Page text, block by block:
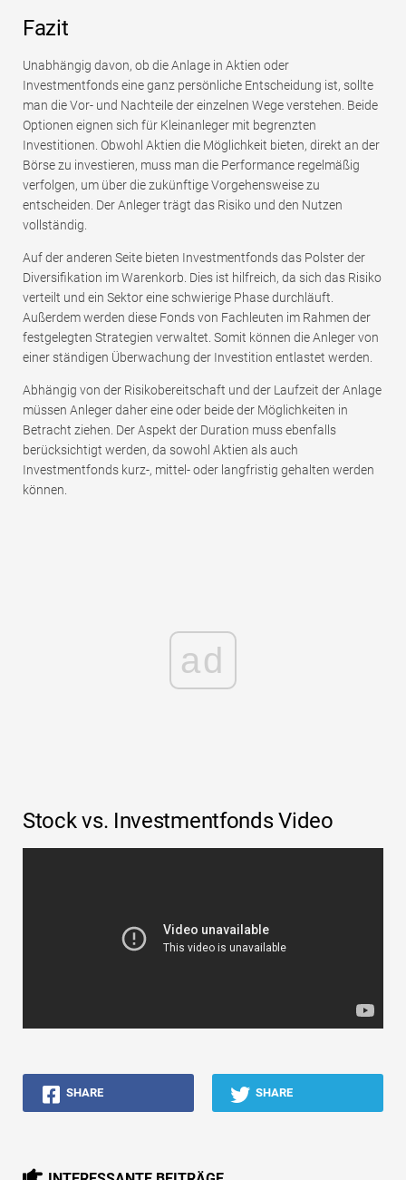
Fazit
Unabhängig davon, ob die Anlage in Aktien oder
Investmentfonds eine ganz persönliche Entscheidung ist, sollte
man die Vor- und Nachteile der einzelnen Wege verstehen. Beide
Optionen eignen sich für Kleinanleger mit begrenzten
Investitionen. Obwohl Aktien die Möglichkeit bieten, direkt an der
Börse zu investieren, muss man die Performance regelmäßig
verfolgen, um über die zukünftige Vorgehensweise zu
entscheiden. Der Anleger trägt das Risiko und den Nutzen
vollständig.
Auf der anderen Seite bieten Investmentfonds das Polster der
Diversifikation im Warenkorb. Dies ist hilfreich, da sich das Risiko
verteilt und ein Sektor eine schwierige Phase durchläuft.
Außerdem werden diese Fonds von Fachleuten im Rahmen der
festgelegten Strategien verwaltet. Somit können die Anleger von
einer ständigen Überwachung der Investition entlastet werden.
Abhängig von der Risikobereitschaft und der Laufzeit der Anlage
müssen Anleger daher eine oder beide der Möglichkeiten in
Betracht ziehen. Der Aspekt der Duration muss ebenfalls
berücksichtigt werden, da sowohl Aktien als auch
Investmentfonds kurz-, mittel- oder langfristig gehalten werden
können.
ad
Stock vs. Investmentfonds Video
SHARE SHARE